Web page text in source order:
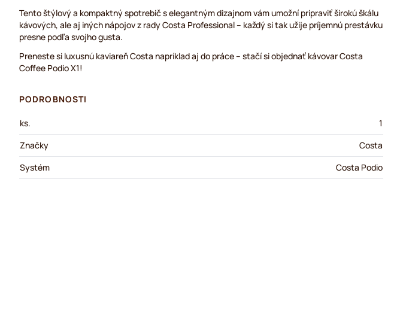
Tento štýlový a kompaktný spotrebič s elegantným dizajnom vám umožní pripraviť širokú škálu
kávových, ale aj iných nápojov z rady Costa Professional – každý si tak užije príjemnú prestávku
presne podľa svojho gusta.
Preneste si luxusnú kaviareň Costa napríklad aj do práce – stačí si objednať kávovar Costa
Coffee Podio X1!
PODROBNOSTI
ks.
1
Značky
Costa
Systém
Costa Podio